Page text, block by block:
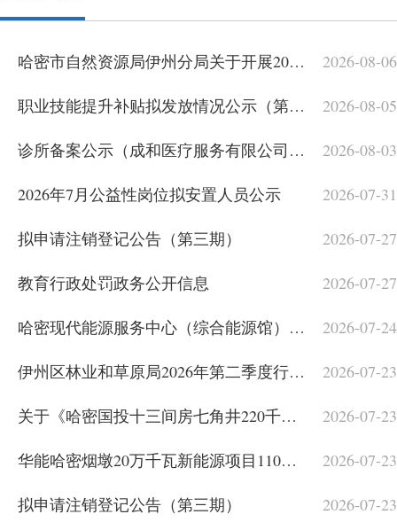
2026-08-06
哈密市自然资源局伊州分局关于开展2026年度矿山地质环境保护与土地复垦“双随机、一公开”监督检查工作的公告
2026-08-05
职业技能提升补贴拟发放情况公示（第六批）
2026-08-03
诊所备案公示（成和医疗服务有限公司成和中西医结合诊所）
2026-07-31
2026年7月公益性岗位拟安置人员公示
2026-07-27
拟申请注销登记公告（第三期）
2026-07-27
教育行政处罚政务公开信息
2026-07-24
哈密现代能源服务中心（综合能源馆）建设项目社会稳定风险分析公众参与公示
2026-07-23
伊州区林业和草原局2026年第二季度行政许可公示
2026-07-23
关于《哈密国投十三间房七角井220千伏升压站110千伏间隔扩建工程社会稳定风险分析公众参与公示》结果的公示
2026-07-23
华能哈密烟墩20万千瓦新能源项目110千伏变电站及配套送出线路工程社会稳定风险分析公众参与公示
2026-07-23
拟申请注销登记公告（第三期）